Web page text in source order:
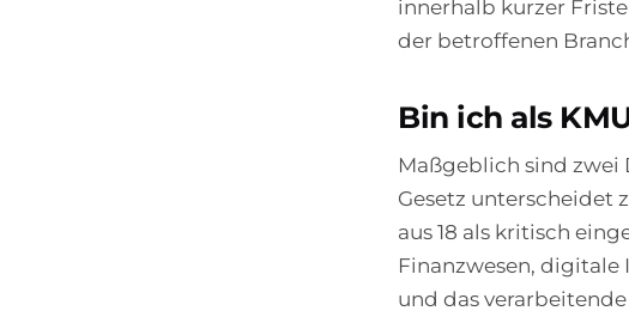
innerhalb kurzer
der betroffenen
Bin ich als
Maßgeblich sind zwei
Gesetz unterscheidet
aus 18 als kritisch
Finanzwesen, digitale
und das